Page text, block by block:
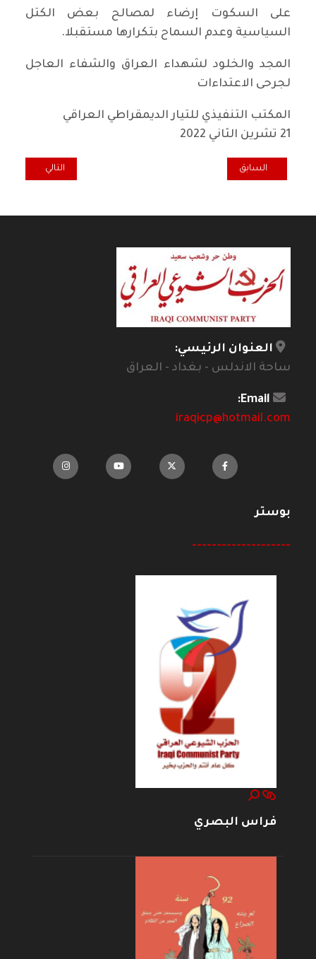
على السكوت إرضاء لمصالح بعض الكتل
السياسية وعدم السماح بتكرارها مستقبلا.
المجد والخلود لشهداء العراق والشفاء العاجل
لجرحى الاعتداءات
المكتب التنفيذي للتيار الديمقراطي العراقي
21 تشرين الثاني 2022
المقال السابق: بيتنا..بيتكم
السابق المقال التالي:
التالي
العنوان الرئيسي:
ساحة الاندلس - بغداد - العراق
Email:
iraqicp@hotmail.com
بوستر
--------------------
فراس البصري